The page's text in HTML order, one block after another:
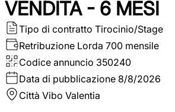
VENDITA - 6 MESI
Tipo di contratto Tirocinio/Stage
Retribuzione Lorda 700 mensile
Codice annuncio 350240
Data di pubblicazione 8/8/2026
Città Vibo Valentia